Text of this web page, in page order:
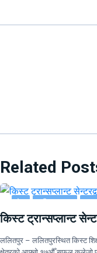
Related
किस्ट ट्रान्सप्लान्ट
ललितपुर – ललितपुरस्थित किस्ट